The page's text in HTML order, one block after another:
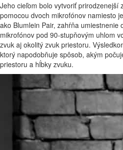
Jeho cieľom bolo vytvoriť prirodzenejší
pomocou dvoch mikrofónov namiesto
ako Blumlein Pair, zahŕňa umiestnenie
mikrofónov pod 90-stupňovým uhlom
zvuk aj okolitý zvuk priestoru.
ktorý napodobňuje spôsob, akým
priestoru a hĺbky zvuku.